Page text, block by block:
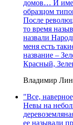
домов… И
образцом
После
то время
назвали
меня есть
название –
Красный,
Владимир
"Все,
Невы на
ее называли